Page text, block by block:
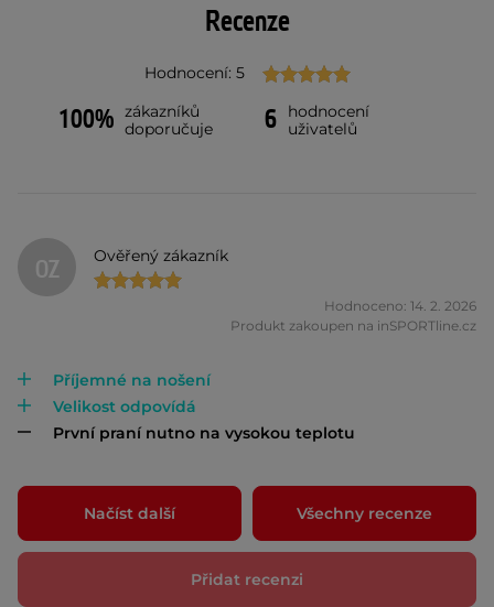
Recenze
Hodnocení: 5
100% zákazníků
doporučuje
6
hodnocení
uživatelů
OZ Ověřený zákazník
Hodnoceno: 14. 2. 2026
Produkt zakoupen na inSPORTline.cz
Příjemné na nošení
Velikost odpovídá
První praní nutno na vysokou teplotu
Načíst další Všechny recenze
Přidat recenzi